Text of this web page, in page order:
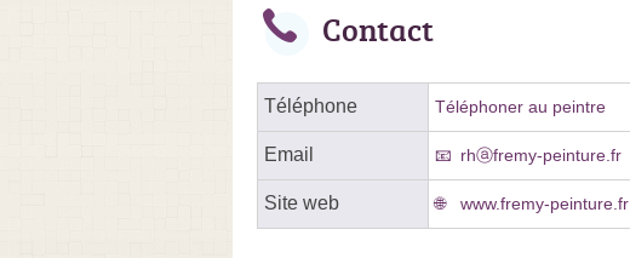
Contact
Téléphone Téléphoner au peintre
Email rhⓐfremy-peinture.fr
Site web www.fremy-peinture.fr